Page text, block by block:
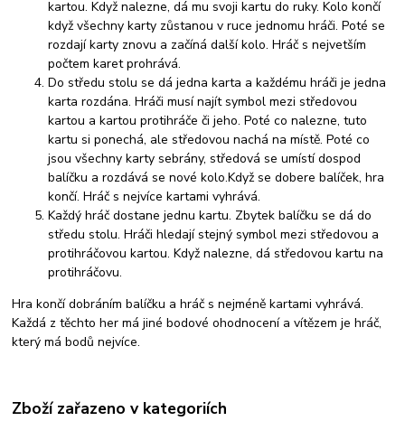
kartou. Když nalezne, dá mu svoji kartu do ruky. Kolo končí
když všechny karty zůstanou v ruce jednomu hráči. Poté se
rozdají karty znovu a začíná další kolo. Hráč s nejvetším
počtem karet prohrává.
Do středu stolu se dá jedna karta a každému hráči je jedna
karta rozdána. Hráči musí najít symbol mezi středovou
kartou a kartou protihráče či jeho. Poté co nalezne, tuto
kartu si ponechá, ale středovou nachá na místě. Poté co
jsou všechny karty sebrány, středová se umístí dospod
balíčku a rozdává se nové kolo.Když se dobere balíček, hra
končí. Hráč s nejvíce kartami vyhrává.
Každý hráč dostane jednu kartu. Zbytek balíčku se dá do
středu stolu. Hráči hledají stejný symbol mezi středovou a
protihráčovou kartou. Když nalezne, dá středovou kartu na
protihráčovu.
Hra končí dobráním balíčku a hráč s nejméně kartami vyhrává.
Každá z těchto her má jiné bodové ohodnocení a vítězem je hráč,
který má bodů nejvíce.
Zboží zařazeno v kategoriích